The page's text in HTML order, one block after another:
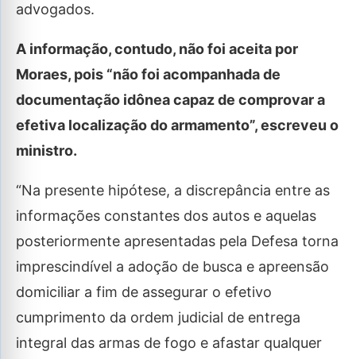
advogados.
A informação, contudo, não foi aceita por
Moraes, pois “não foi acompanhada de
documentação idônea capaz de comprovar a
efetiva localização do armamento”, escreveu o
ministro.
“Na presente hipótese, a discrepância entre as
informações constantes dos autos e aquelas
posteriormente apresentadas pela Defesa torna
imprescindível a adoção de busca e apreensão
domiciliar a fim de assegurar o efetivo
cumprimento da ordem judicial de entrega
integral das armas de fogo e afastar qualquer